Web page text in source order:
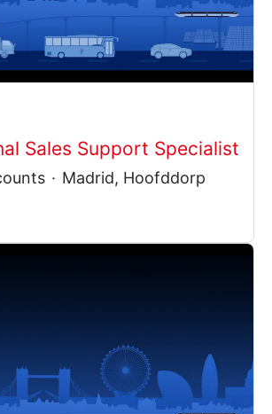
Sales Support Specialist
· Madrid, Hoofddorp